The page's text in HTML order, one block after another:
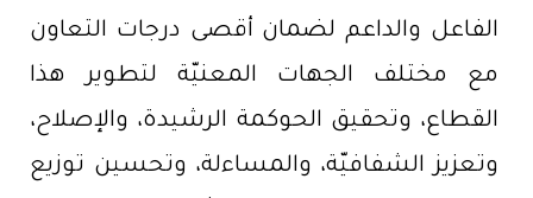
الفاعل والداعم لضمان أقصى درجات التعاون
مع مختلف الجهات المعنيّة لتطوير هذا
القطاع، وتحقيق الحوكمة الرشيدة، والإصلاح،
وتعزيز الشفافيّة، والمساءلة، وتحسين توزيع